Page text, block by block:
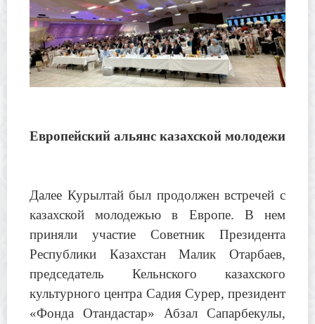
Европейский альянс казахской молодежи
Далее Курылтай был продолжен встречей с
казахской молодежью в Европе. В нем
приняли участие Советник Президента
Республики Казахстан Малик Отарбаев,
председатель Кельнского казахского
культурного центра Садия Сурер, президент
«Фонда Отандастар» Абзал Сапарбекулы,